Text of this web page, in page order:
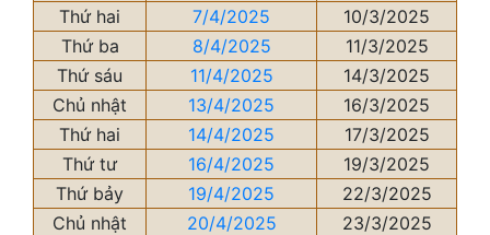
Thứ hai
7/4/2025
10/3/2025
Thứ ba
8/4/2025
11/3/2025
Thứ sáu
11/4/2025
14/3/2025
Chủ nhật
13/4/2025
16/3/2025
Thứ hai
14/4/2025
17/3/2025
Thứ tư
16/4/2025
19/3/2025
Thứ bảy
19/4/2025
22/3/2025
Chủ nhật
20/4/2025
23/3/2025